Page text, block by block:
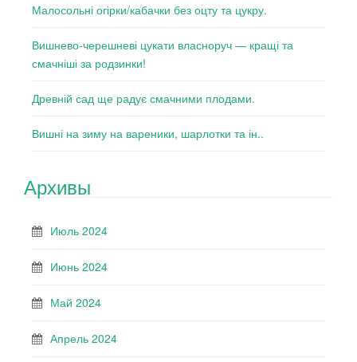
Малосольні огірки/кабачки без оцту та цукру.
Вишнево-черешневі цукати власноруч — кращі та
смачніші за родзинки!
Древній сад ще радує смачними плодами.
Вишні на зиму на вареники, шарлотки та ін..
Архивы
Июль 2024
Июнь 2024
Май 2024
Апрель 2024